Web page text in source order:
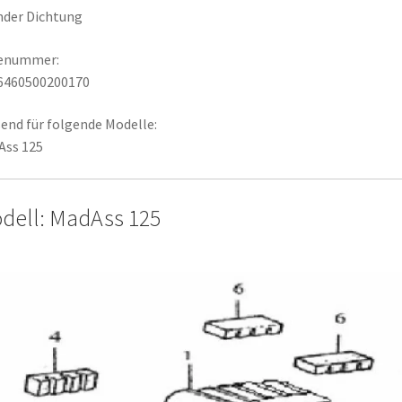
Dichtung
für folgende Modelle:
125
MadAss 125